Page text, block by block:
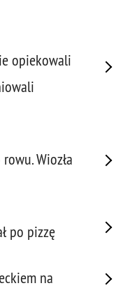
opiekowali
Wiozła
po pizzę
na